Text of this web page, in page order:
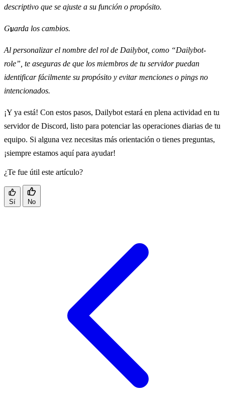
descriptivo que se ajuste a su función o propósito.
Guarda los cambios.
Al personalizar el nombre del rol de Dailybot, como “Dailybot-
role”, te aseguras de que los miembros de tu servidor puedan
identificar fácilmente su propósito y evitar menciones o pings no
intencionados.
¡Y ya está! Con estos pasos, Dailybot estará en plena actividad en tu
servidor de Discord, listo para potenciar las operaciones diarias de tu
equipo. Si alguna vez necesitas más orientación o tienes preguntas,
¡siempre estamos aquí para ayudar!
¿Te fue útil este artículo?
Sí No